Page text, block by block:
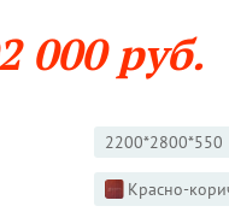
000 руб.
Красно-